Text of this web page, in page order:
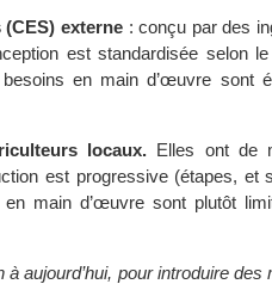
externe : conçu par des
est standardisée selon
en main d’œuvre sont
locaux. Elles ont de
est progressive (étapes, et
main d’œuvre sont plutôt
aujourd’hui, pour introduire des